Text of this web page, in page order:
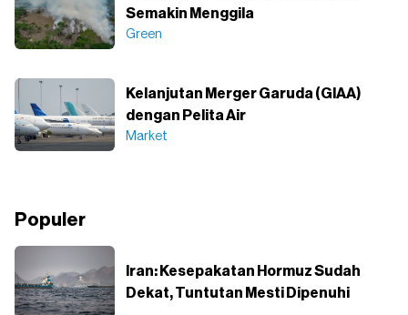
Semakin Menggila
Green
Kelanjutan Merger Garuda (GIAA)
dengan Pelita Air
Market
Populer
Iran: Kesepakatan Hormuz Sudah
Dekat, Tuntutan Mesti Dipenuhi